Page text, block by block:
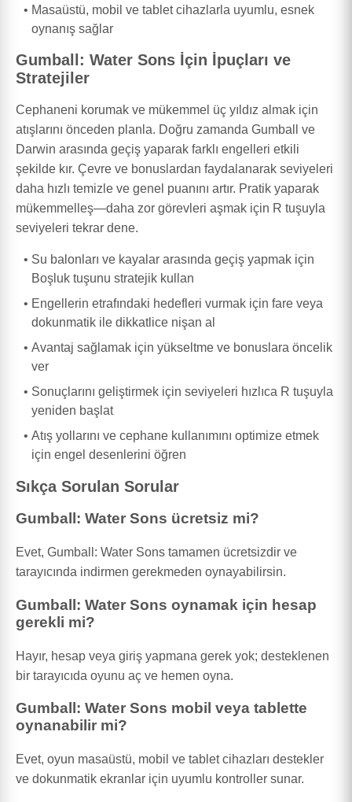
Masaüstü, mobil ve tablet cihazlarla uyumlu, esnek
oynanış sağlar
Gumball: Water Sons İçin İpuçları ve
Stratejiler
Cephaneni korumak ve mükemmel üç yıldız almak için
atışlarını önceden planla. Doğru zamanda Gumball ve
Darwin arasında geçiş yaparak farklı engelleri etkili
şekilde kır. Çevre ve bonuslardan faydalanarak seviyeleri
daha hızlı temizle ve genel puanını artır. Pratik yaparak
mükemmelleş—daha zor görevleri aşmak için R tuşuyla
seviyeleri tekrar dene.
Su balonları ve kayalar arasında geçiş yapmak için
Boşluk tuşunu stratejik kullan
Engellerin etrafındaki hedefleri vurmak için fare veya
dokunmatik ile dikkatlice nişan al
Avantaj sağlamak için yükseltme ve bonuslara öncelik
ver
Sonuçlarını geliştirmek için seviyeleri hızlıca R tuşuyla
yeniden başlat
Atış yollarını ve cephane kullanımını optimize etmek
için engel desenlerini öğren
Sıkça Sorulan Sorular
Gumball: Water Sons ücretsiz mi?
Evet, Gumball: Water Sons tamamen ücretsizdir ve
tarayıcında indirmen gerekmeden oynayabilirsin.
Gumball: Water Sons oynamak için hesap
gerekli mi?
Hayır, hesap veya giriş yapmana gerek yok; desteklenen
bir tarayıcıda oyunu aç ve hemen oyna.
Gumball: Water Sons mobil veya tablette
oynanabilir mi?
Evet, oyun masaüstü, mobil ve tablet cihazları destekler
ve dokunmatik ekranlar için uyumlu kontroller sunar.